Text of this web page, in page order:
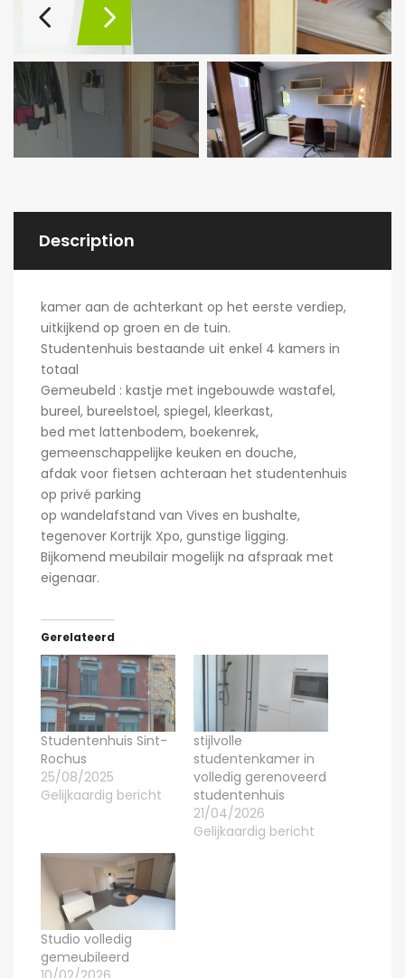
Description
kamer aan de achterkant op het eerste verdiep,
uitkijkend op groen en de tuin.
Studentenhuis bestaande uit enkel 4 kamers in
totaal
Gemeubeld : kastje met ingebouwde wastafel,
bureel, bureelstoel, spiegel, kleerkast,
bed met lattenbodem, boekenrek,
gemeenschappelijke keuken en douche,
afdak voor fietsen achteraan het studentenhuis
op privé parking
op wandelafstand van Vives en bushalte,
tegenover Kortrijk Xpo, gunstige ligging.
Bijkomend meubilair mogelijk na afspraak met
eigenaar.
Gerelateerd
Studentenhuis Sint-
Rochus
25/08/2025
Gelijkaardig bericht
stijlvolle
studentenkamer in
volledig gerenoveerd
studentenhuis
21/04/2026
Gelijkaardig bericht
Studio volledig
gemeubileerd